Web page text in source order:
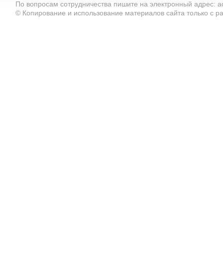
По вопросам сотрудничества пишите на электронный адрес:
© Копирование и использование материалов сайта только с